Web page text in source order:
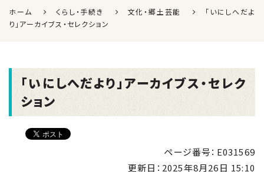
ホーム くらし・手続き 文化・郷土芸能
「いにしへだよ
り」アーカイブス・セレクション
「いにしへだより」アーカイブス・セレク
ション
ページ番号：E031569
更新日： 2025年8月26日 15:10